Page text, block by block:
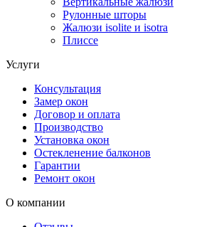
Рулонные шторы
Жалюзи isolite и isotra
Плиссе
Услуги
Консультация
Замер окон
Договор и оплата
Производство
Установка окон
Остекленение балконов
Гарантии
Ремонт окон
О компании